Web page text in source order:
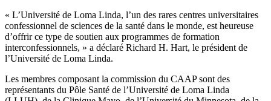
« L’Université de Loma Linda, l’un des rares centres universitaires
confessionnel de sciences de la santé dans le monde, est heureuse
d’offrir ce type de soutien aux programmes de formation
interconfessionnels, » a déclaré Richard H. Hart, le président de
l’Université de Loma Linda.
Les membres composant la commission du CAAP sont des
représentants du Pôle Santé de l’Université de Loma Linda